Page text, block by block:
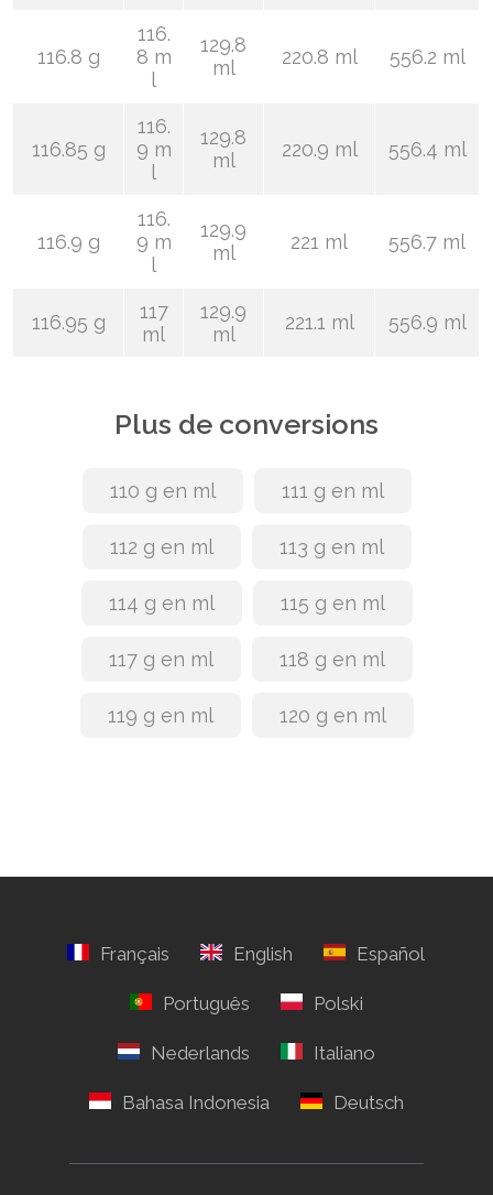
116.8 g
116.
8 m
l
129.8
ml
220.8 ml 556.2 ml
116.85 g
116.
9 m
l
129.8
ml
220.9 ml 556.4 ml
116.9 g
116.
9 m
l
129.9
ml
221 ml 556.7 ml
116.95 g
117
ml
129.9
ml
221.1 ml 556.9 ml
Plus de conversions
110 g en ml 111 g en ml
112 g en ml 113 g en ml
114 g en ml 115 g en ml
117 g en ml 118 g en ml
119 g en ml 120 g en ml